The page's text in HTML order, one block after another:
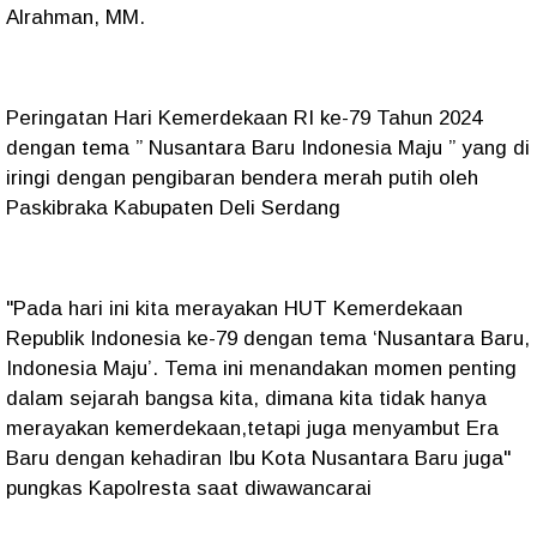
Alrahman, MM.
Peringatan Hari Kemerdekaan RI ke-79 Tahun 2024
dengan tema ” Nusantara Baru Indonesia Maju ” yang di
iringi dengan pengibaran bendera merah putih oleh
Paskibraka Kabupaten Deli Serdang
"Pada hari ini kita merayakan HUT Kemerdekaan
Republik Indonesia ke-79 dengan tema ‘Nusantara Baru,
Indonesia Maju’. Tema ini menandakan momen penting
dalam sejarah bangsa kita, dimana kita tidak hanya
merayakan kemerdekaan,tetapi juga menyambut Era
Baru dengan kehadiran Ibu Kota Nusantara Baru juga"
pungkas Kapolresta saat diwawancarai